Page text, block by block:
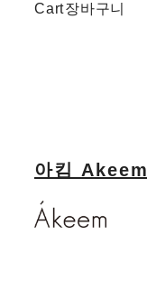
Cart장바구니
아킴 Akeem